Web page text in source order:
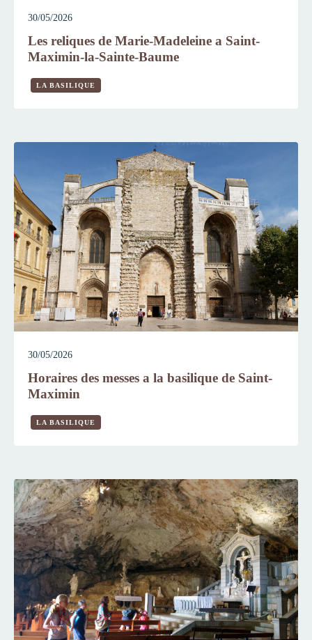
30/05/2026
Les reliques de Marie-Madeleine a Saint-
Maximin-la-Sainte-Baume
LA BASILIQUE
30/05/2026
Horaires des messes a la basilique de Saint-
Maximin
LA BASILIQUE